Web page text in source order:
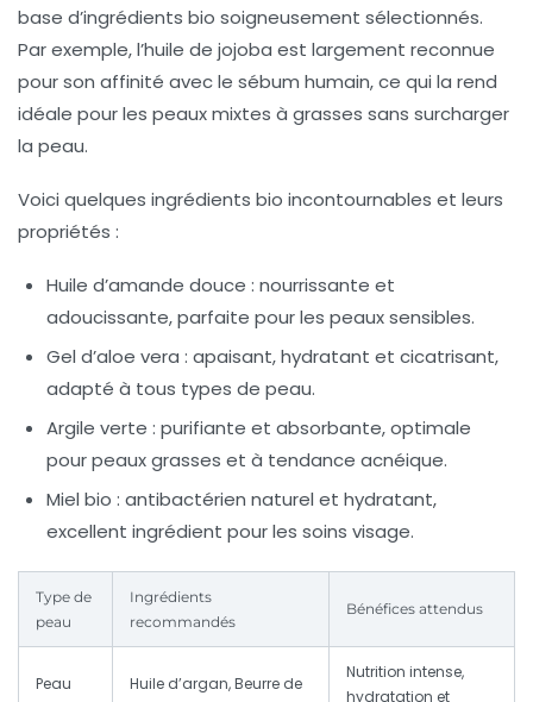
base d’ingrédients bio soigneusement sélectionnés.
Par exemple, l’huile de jojoba est largement reconnue
pour son affinité avec le sébum humain, ce qui la rend
idéale pour les peaux mixtes à grasses sans surcharger
la peau.
Voici quelques ingrédients bio incontournables et leurs
propriétés :
Huile d’amande douce : nourrissante et
adoucissante, parfaite pour les peaux sensibles.
Gel d’aloe vera : apaisant, hydratant et cicatrisant,
adapté à tous types de peau.
Argile verte : purifiante et absorbante, optimale
pour peaux grasses et à tendance acnéique.
Miel bio : antibactérien naturel et hydratant,
excellent ingrédient pour les soins visage.
Type de
peau
Ingrédients
recommandés
Bénéfices attendus
Peau
Huile d’argan, Beurre de
Nutrition intense,
hydratation et